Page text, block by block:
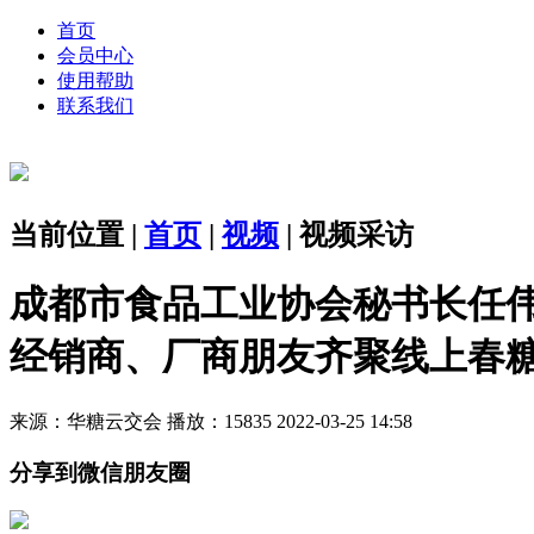
首页
会员中心
使用帮助
联系我们
当前位置 | 首页 | 视频 | 视频采访
成都市食品工业协会秘书长任
经销商、厂商朋友齐聚线上春
来源：华糖云交会 播放：15835 2022-03-25 14:58
分享到微信朋友圈